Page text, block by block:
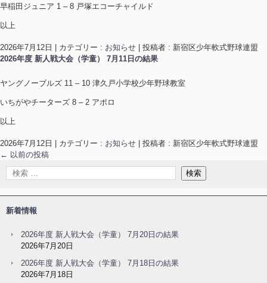
早稲田ジュニア 1 – 8 戸塚エコーチャイルド
以上
2026年7月12日 カテゴリー : お知らせ
投稿者 : 新宿区少年軟式野球連盟
2026年度 新人戦大会（学童） 7月11日の結果
ヤングノーブルズ 11 – 10 津久戸小学校少年野球教室
いちがやチーターズ 8 – 2 アポロ
以上
2026年7月12日 カテゴリー : お知らせ
投稿者 : 新宿区少年軟式野球連盟
← 以前の投稿
新着情報
2026年度 新人戦大会（学童） 7月20日の結果
2026年7月20日
2026年度 新人戦大会（学童） 7月18日の結果
2026年7月18日